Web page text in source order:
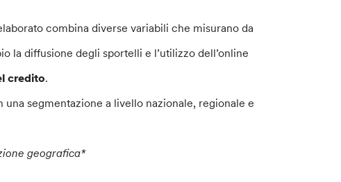
combina diverse variabili che misurano da
la diffusione degli sportelli e l’utilizzo dell’online
credito.
una segmentazione a livello nazionale, regionale e
geografica*